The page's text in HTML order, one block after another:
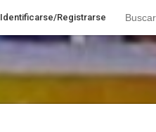
Identificarse/Registrarse